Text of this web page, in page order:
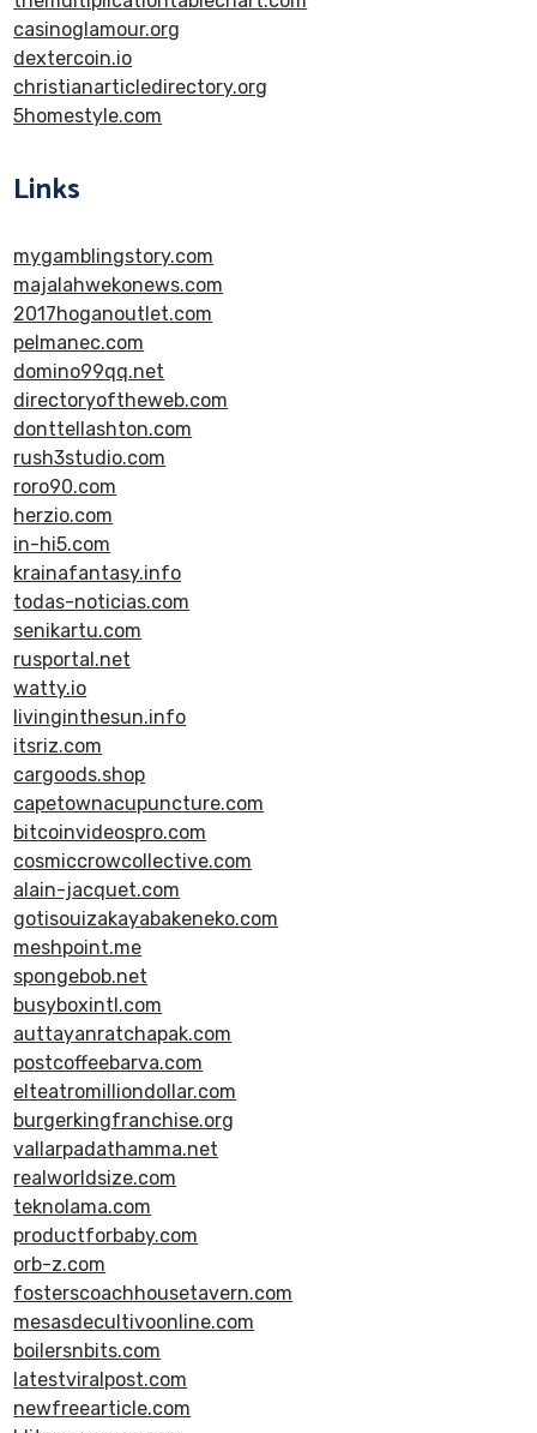
casinoglamour.org
dextercoin.io
christianarticledirectory.org
5homestyle.com
Links
mygamblingstory.com
majalahwekonews.com
2017hoganoutlet.com
pelmanec.com
domino99qq.net
directoryoftheweb.com
donttellashton.com
rush3studio.com
roro90.com
herzio.com
in-hi5.com
krainafantasy.info
todas-noticias.com
senikartu.com
rusportal.net
watty.io
livinginthesun.info
itsriz.com
cargoods.shop
capetownacupuncture.com
bitcoinvideospro.com
cosmiccrowcollective.com
alain-jacquet.com
gotisouizakayabakeneko.com
meshpoint.me
spongebob.net
busyboxintl.com
auttayanratchapak.com
postcoffeebarva.com
elteatromilliondollar.com
burgerkingfranchise.org
vallarpadathamma.net
realworldsize.com
teknolama.com
productforbaby.com
orb-z.com
fosterscoachhousetavern.com
mesasdecultivoonline.com
boilersnbits.com
latestviralpost.com
newfreearticle.com